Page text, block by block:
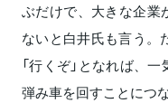
ぶだけで、大きな企業
ないと白井氏も言う。
「行くぞ」となれば、
弾み車を回すことにつ